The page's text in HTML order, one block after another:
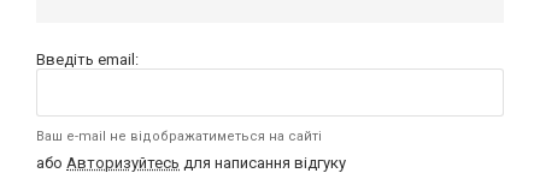
Введіть email:
Ваш e-mail не відображатиметься на сайті
або Авторизуйтесь для написання відгуку